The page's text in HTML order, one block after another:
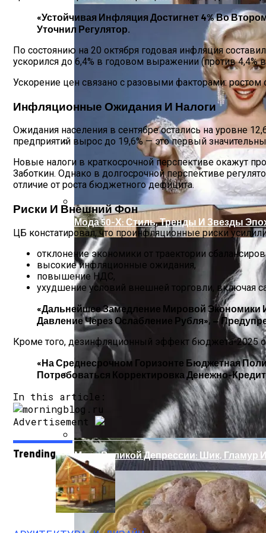
Оценка Будущих Расходов На
Дом С Минимальными Инженерными
Мода 50-Х: Стиль, Тренды И Звезды
Мода Великой Депрессии: Шик, Гламур
«Устойчивая Инфляция Достигнет 4% Во
Уточнил Регулятор.
По состоянию на 20 октября годовая инфляция
ускорился до 6,4% в годовом выражении (против 4,4%
Ускорение цен связано с разовыми факторами:
Инфляционные Ожидания И Налоги
Ожидания населения в сентябре остались на уровне
предприятий вырос до 19,6% — это первый
Новые налоги в краткосрочной перспективе окажут
Заботкин. Однако в долгосрочной перспективе
отличие от роста бюджетного дефицита.
Риски И Внешний Фон
ЦБ констатировал, что проинфляционные риски
отклонение экономики от траектории
высокие инфляционные ожидания,
повышение НДС,
ухудшение условий внешней торговли, включая
«Дальнейшее Замедление Мировой Экономики
Давление Через Ослабление Рубля», —
Кроме того, дезинфляционный эффект бюджета-2025
«На Среднесрочном Горизонте Бюджетная
Потребоваться Корректировка Денежно-
In this article:
Advertisement
Trending